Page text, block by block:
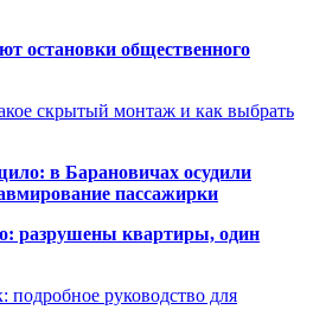
остановки общественного
скрытый монтаж и как выбрать
в Барановичах осудили
пассажирки
разрушены квартиры, один
подробное руководство для